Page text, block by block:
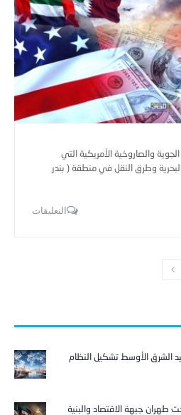
والصاروخية الأمريكية التي
وطرق النقل في منطقة ( بندر
التعليقات
الشرق الأوسط تشكيل النظام
طهران جبهة الاقتصاد والبنية